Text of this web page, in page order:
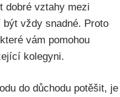
dobré vztahy mezi
vždy snadné. Proto
vám pomohou
kolegyni.
do důchodu potěšit, je